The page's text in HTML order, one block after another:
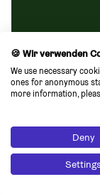
🍪 Wir verwenden
We use necessary
ones for anonymous
more information,
Deny